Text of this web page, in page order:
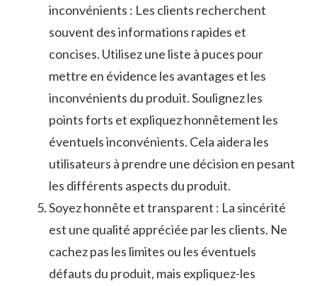
inconvénients : Les⁢ clients recherchent
souvent des ⁢informations rapides‌ et
concises. ⁤Utilisez une‌ liste ⁢à puces pour
mettre en évidence les‌ avantages et les
inconvénients du produit. Soulignez les
points forts et expliquez honnêtement les
éventuels inconvénients. Cela ⁢aidera les⁢
utilisateurs ⁤à⁤ prendre une décision en pesant
les différents ​aspects du produit.
Soyez honnête⁤ et transparent ‍: La sincérité
est‍ une qualité appréciée par les clients. Ne
cachez pas​ les‍ limites ou‌ les ‍éventuels
défauts du produit, ‍mais expliquez-les